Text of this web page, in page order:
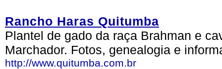
Rancho Haras Quitumba
Plantel de gado da raça Brahman e
Marchador. Fotos, genealogia e
http://www.quitumba.com.br